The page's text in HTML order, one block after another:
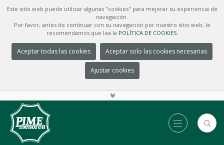
Este sitio web puede utilizar algunas "cookies" para mejorar su experiencia de
navegación.
Por favor, antes de continuar con su navegación por nuestro sitio web, le
recomendamos que lea la POLÍTICA DE COOKIES.
Aceptar todas las cookies Aceptar solo las cookies necesarias
Ajustar cookies